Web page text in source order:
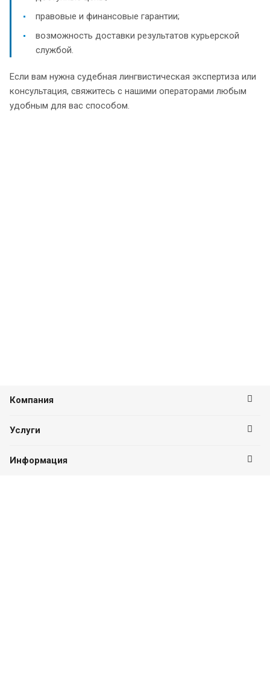
правовые и финансовые гарантии;
возможность доставки результатов курьерской
службой.
Если вам нужна судебная лингвистическая экспертиза или
консультация, свяжитесь с нашими операторами любым
удобным для вас способом.
Компания
Услуги
Информация